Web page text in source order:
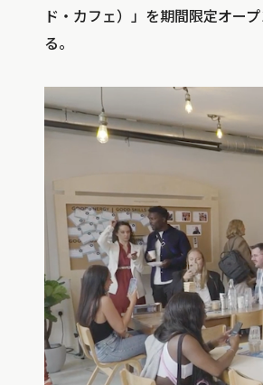
ド・カフェ）」を期間限定オー
る。